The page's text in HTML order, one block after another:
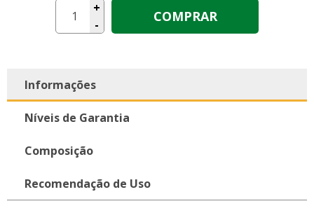
+
-
COMPRAR
Informações
Níveis de Garantia
Composição
Recomendação de Uso